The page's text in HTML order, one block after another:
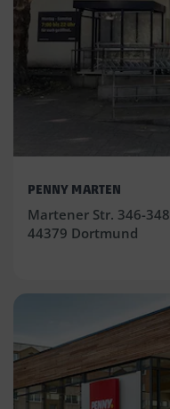
PENNY MARTEN
Martener Str. 346-348
44379 Dortmund